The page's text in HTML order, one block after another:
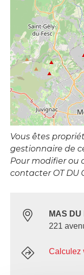
Vous êtes
gestionnaire de
Pour modifier ou
contacter OT DU
MAS
221
Calculez